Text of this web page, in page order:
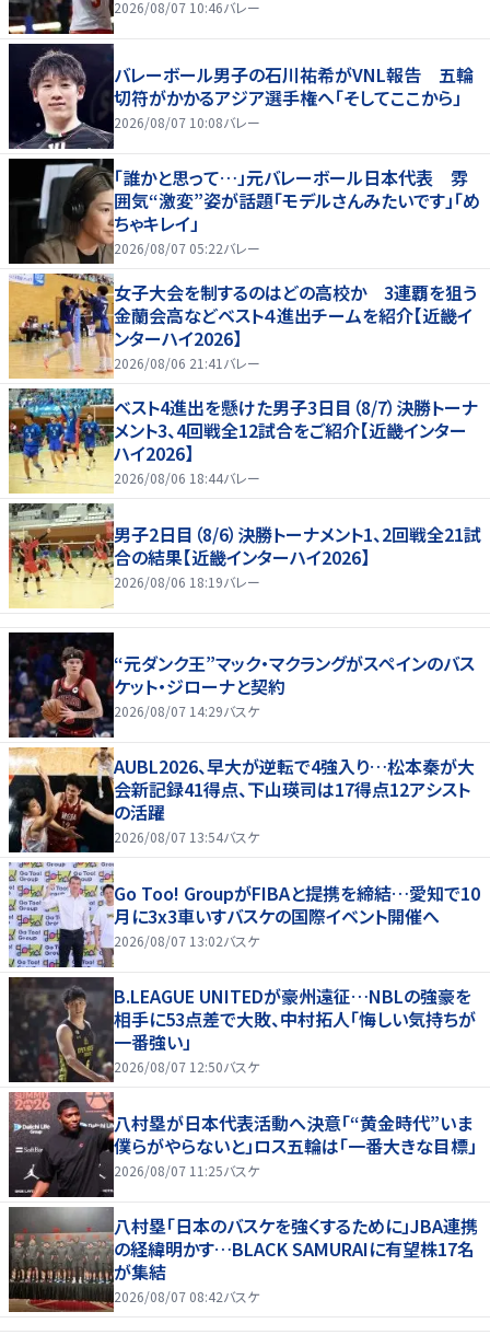
2026/08/07 10:46バレー
バレーボール男子の石川祐希がVNL報告 五輪
切符がかかるアジア選手権へ「そしてここから」
2026/08/07 10:08バレー
「誰かと思って…」元バレーボール日本代表 雰
囲気“激変”姿が話題「モデルさんみたいです」「め
ちゃキレイ」
2026/08/07 05:22バレー
女子大会を制するのはどの高校か 3連覇を狙う
金蘭会高などベスト４進出チームを紹介【近畿イ
ンターハイ2026】
2026/08/06 21:41 バレー
ベスト4進出を懸けた男子3日目（8/7）決勝トーナ
メント3、4回戦全12試合をご紹介【近畿インター
ハイ2026】
2026/08/06 18:44バレー
男子2日目（8/6）決勝トーナメント1、2回戦全21試
合の結果【近畿インターハイ2026】
2026/08/06 18:19バレー
“元ダンク王”マック・マクラングがスペインのバス
ケット・ジローナと契約
2026/08/07 14:29バスケ
AUBL2026、早大が逆転で4強入り…松本秦が大
会新記録41得点、下山瑛司は17得点12アシスト
の活躍
2026/08/07 13:54バスケ
Go Too! GroupがFIBAと提携を締結…愛知で10
月に3x3車いすバスケの国際イベント開催へ
2026/08/07 13:02バスケ
B.LEAGUE UNITEDが豪州遠征…NBLの強豪を
相手に53点差で大敗、中村拓人「悔しい気持ちが
一番強い」
2026/08/07 12:50バスケ
八村塁が日本代表活動へ決意「“黄金時代”いま
僕らがやらないと」ロス五輪は「一番大きな目標」
2026/08/07 11:25バスケ
八村塁「日本のバスケを強くするために」JBA連携
の経緯明かす…BLACK SAMURAIに有望株17名
が集結
2026/08/07 08:42バスケ